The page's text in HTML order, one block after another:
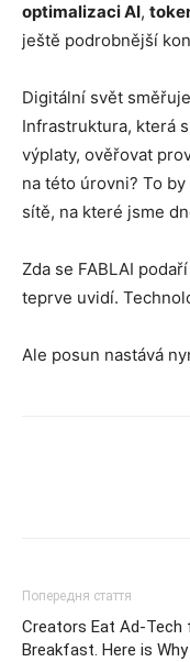
optimalizaci AI,
ještě podrobnější
Digitální svět
Infrastruktura, která
výplaty, ověřovat
na této úrovni? To
sítě, na které jsme
Zda se FABLAI
teprve uvidí.
Ale posun nastává
Попередня стаття
Creators Eat Ad-Tech
Breakfast. Here is